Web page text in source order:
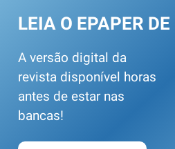
LEIA O EPAPER
A versão digital da
revista disponível horas
antes de estar nas
bancas!